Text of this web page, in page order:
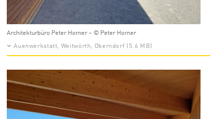
Architekturbüro Peter Horner – © Peter Horner
Auenwerkstatt, Weitwörth, Oberndorf (5.6 MB)